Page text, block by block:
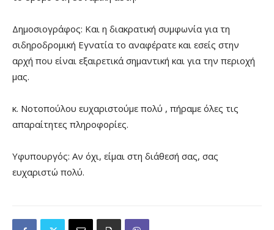
Δημοσιογράφος: Και η διακρατική συμφωνία για τη
σιδηροδρομική Εγνατία το αναφέρατε και εσείς στην
αρχή που είναι εξαιρετικά σημαντική και για την περιοχή
μας.
κ. Νοτοπούλου ευχαριστούμε πολύ , πήραμε όλες τις
απαραίτητες πληροφορίες.
Υφυπουργός: Αν όχι, είμαι στη διάθεσή σας, σας
ευχαριστώ πολύ.